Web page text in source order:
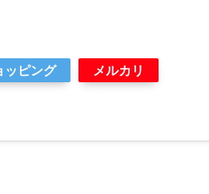
ッピング メルカリ